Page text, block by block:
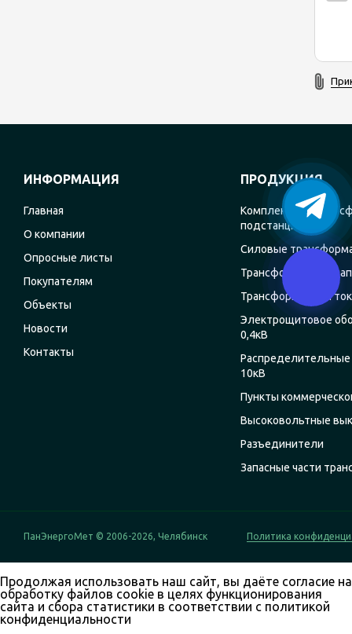
ИНФОРМАЦИЯ
Главная
О компании
Опросные листы
Покупателям
Объекты
Новости
Контакты
ПРОДУКЦИЯ
Комплектные
подстанции
Силовые
Трансформаторы
Трансформаторы
Электрощитовое
0,4кВ
Распределительные
10кВ
Пункты
Высоковольтные
Разъединители
Запасные части
ПанЭнергоМет © 2006-2026, Челябинск Политика
Продолжая использовать наш сайт, вы даёте согласие на
обработку файлов cookie в целях функционирования
сайта и сбора статистики в соответствии с политикой
конфиденциальности